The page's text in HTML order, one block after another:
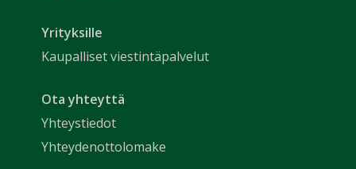
Yrityksille
Kaupalliset viestintäpalvelut
Ota yhteyttä
Yhteystiedot
Yhteydenottolomake